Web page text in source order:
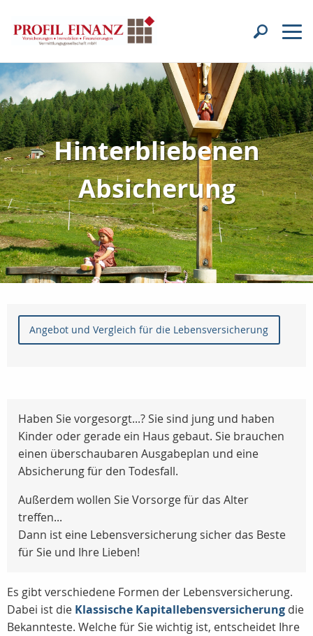
Hinterbliebenen
Absicherung
Angebot und Vergleich für die Lebensversicherung
Haben Sie vorgesorgt...? Sie sind jung und haben
Kinder oder gerade ein Haus gebaut. Sie brauchen
einen überschaubaren Ausgabeplan und eine
Absicherung für den Todesfall.
Außerdem wollen Sie Vorsorge für das Alter
treffen...
Dann ist eine Lebensversicherung sicher das Beste
für Sie und Ihre Lieben!
Es gibt verschiedene Formen der Lebensversicherung.
Dabei ist die Klassische Kapitallebensversicherung die
Bekannteste. Welche für Sie wichtig ist, entscheidet Ihre